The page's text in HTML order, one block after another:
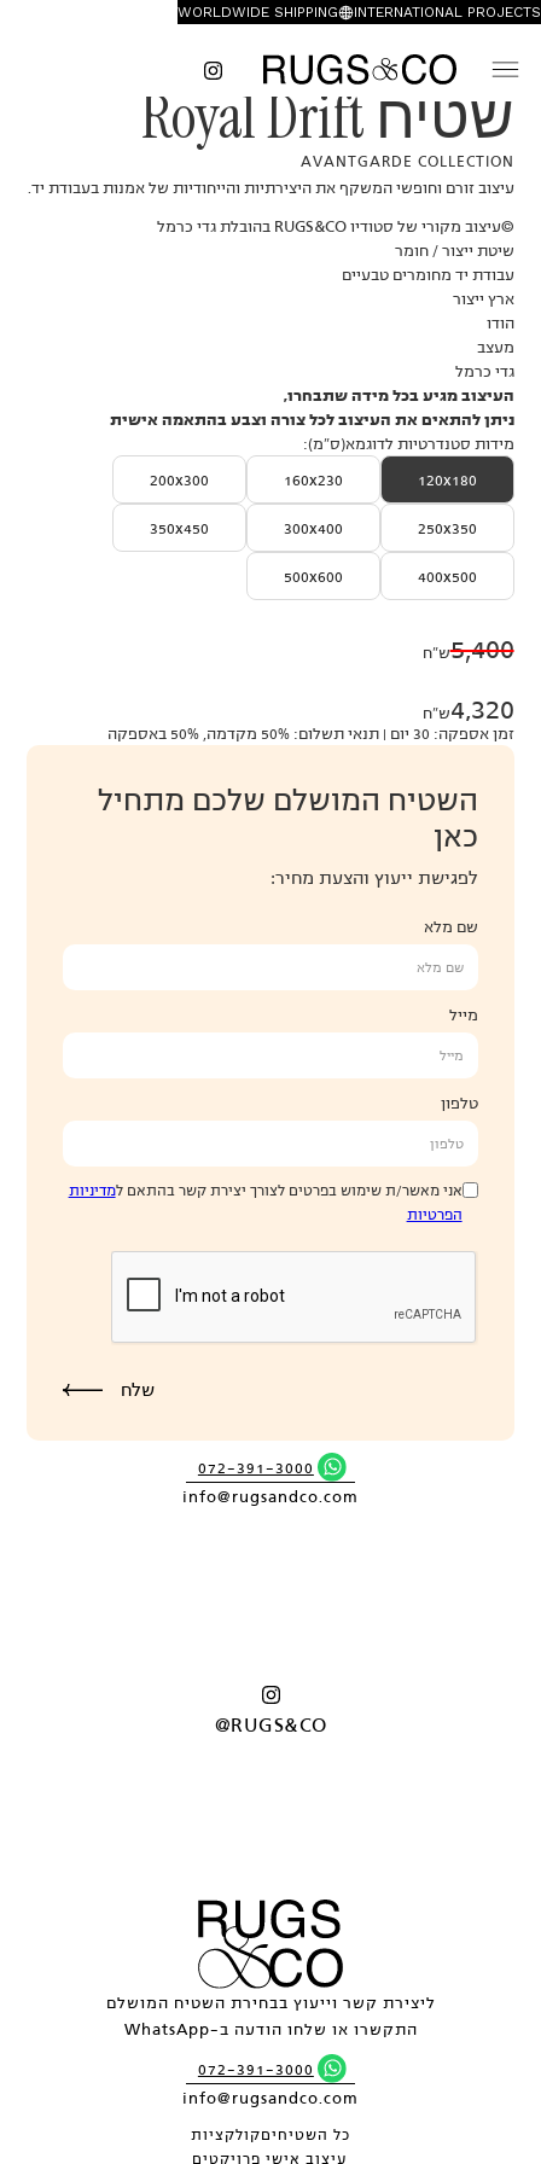
INTERNATIONAL PROJECTS
WORLDWIDE SHIPPING
שטיח Royal Drift
AVANTGARDE COLLECTION
עיצוב זורם וחופשי המשקף את היצירתיות והייחודיות של אמנות בעבודת יד.
©עיצוב מקורי של סטודיו RUGS&CO בהובלת גדי כרמל
שיטת ייצור / חומר
עבודת יד מחומרים טבעיים
ארץ ייצור
הודו
מעצב
גדי כרמל
העיצוב מגיע בכל מידה שתבחרו,
ניתן להתאים את העיצוב לכל צורה וצבע בהתאמה אישית
מידות סטנדרטיות לדוגמא(ס״מ):
120x180
160x230
200x300
250x350
300x400
350x450
400x500
500x600
5,400ש״ח
4,320ש״ח
זמן אספקה: 30 יום | תנאי תשלום: 50% מקדמה, 50% באספקה
השטיח המושלם שלכם מתחיל
כאן
לפגישת ייעוץ והצעת מחיר:
שם מלא
מייל
טלפון
אני מאשר/ת שימוש בפרטים לצורך יצירת קשר בהתאם למדיניות
הפרטיות
072-391-3000
info@rugsandco.com
@RUGS&CO
ליצירת קשר וייעוץ בבחירת השטיח המושלם
התקשרו או שלחו הודעה ב-WhatsApp
072-391-3000
info@rugsandco.com
כל השטיחים
עיצוב אישי
קולקציות
פרויקטים